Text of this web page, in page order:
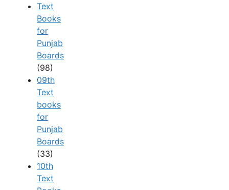
Text
Books
for
Punjab
Boards
(98)
09th
Text
books
for
Punjab
Boards
(33)
10th
Text